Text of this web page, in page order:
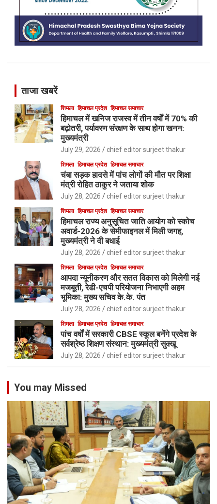
ताजा खबरें
शिमला हिमाचल प्रदेश हिमाचल समाचार
हिमाचल में खनिज राजस्व में तीन वर्षों में 70% की
बढ़ोतरी, पर्यावरण संरक्षण के साथ होगा खनन:
मुख्यमंत्री
July 29, 2026 chief editor surjeet thakur
शिमला हिमाचल प्रदेश हिमाचल समाचार
चंबा सड़क हादसे में पांच लोगों की मौत पर शिक्षा
मंत्री रोहित ठाकुर ने जताया शोक
July 28, 2026 chief editor surjeet thakur
शिमला हिमाचल प्रदेश हिमाचल समाचार
हिमाचल राज्य अनुसूचित जाति आयोग को स्कोच
अवार्ड-2026 के सेमीफाइनल में मिली जगह,
मुख्यमंत्री ने दी बधाई
July 28, 2026 chief editor surjeet thakur
शिमला हिमाचल प्रदेश हिमाचल समाचार
आपदा न्यूनीकरण और सतत विकास को मिलेगी नई
मजबूती, रेडी-एचपी परियोजना निभाएगी अहम
भूमिका: मुख्य सचिव के.के. पंत
July 28, 2026 chief editor surjeet thakur
शिमला हिमाचल प्रदेश हिमाचल समाचार
पांच वर्षों में सरकारी CBSE स्कूल बनेंगे प्रदेश के
सर्वश्रेष्ठ शिक्षण संस्थान: मुख्यमंत्री सुक्खू
July 28, 2026 chief editor surjeet thakur
You may Missed